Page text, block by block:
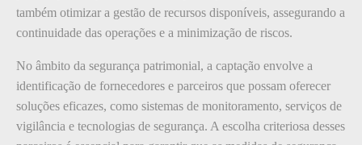
também otimizar a gestão de recursos disponíveis, assegurando a
continuidade das operações e a minimização de riscos.
No âmbito da segurança patrimonial, a captação envolve a
identificação de fornecedores e parceiros que possam oferecer
soluções eficazes, como sistemas de monitoramento, serviços de
vigilância e tecnologias de segurança. A escolha criteriosa desses